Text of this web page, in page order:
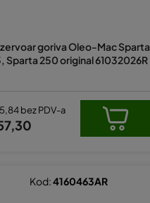
goriva Oleo-Mac Sparta
Sparta 250 original 61032026R
bez PDV-a
Kod:4160463AR